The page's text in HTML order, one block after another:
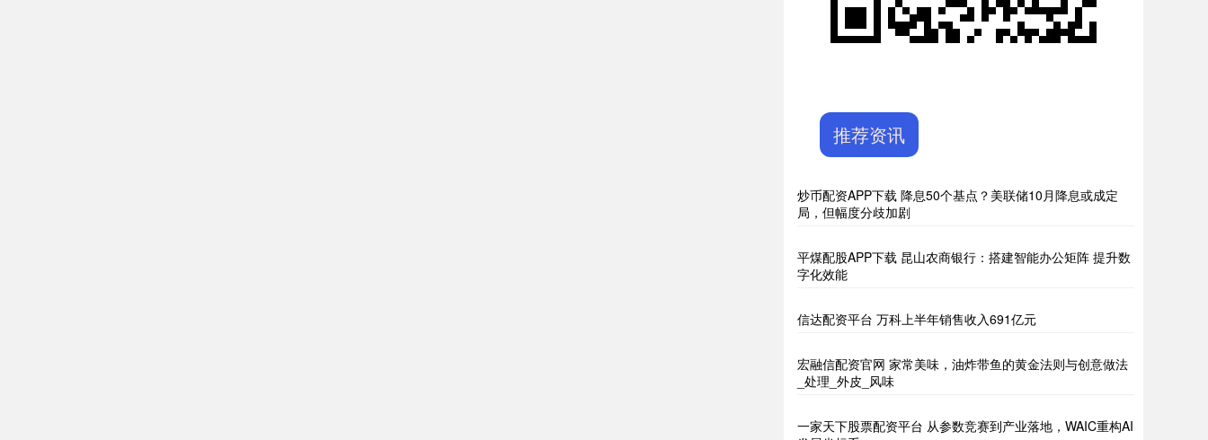
推荐资讯
炒币配资APP下载 降息50个基点？美联储10月降息或成定
局，但幅度分歧加剧
平煤配股APP下载 昆山农商银行：搭建智能办公矩阵 提升数
字化效能
信达配资平台 万科上半年销售收入691亿元
宏融信配资官网 家常美味，油炸带鱼的黄金法则与创意做法
_处理_外皮_风味
一家天下股票配资平台 从参数竞赛到产业落地，WAIC重构AI